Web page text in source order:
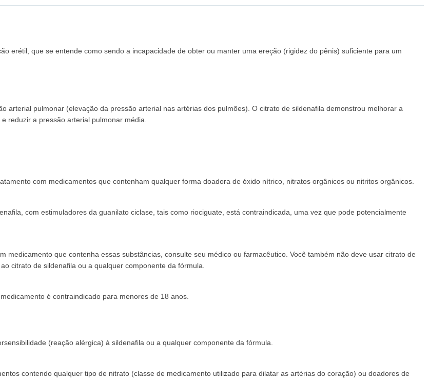
erétil, que se entende como sendo a incapacidade de obter ou manter uma ereção (rigidez do pênis) suficiente para um
arterial pulmonar (elevação da pressão arterial nas artérias dos pulmões). O citrato de sildenafila demonstrou melhorar a
reduzir a pressão arterial pulmonar média.
com medicamentos que contenham qualquer forma doadora de óxido nítrico, nitratos orgânicos ou nitritos orgânicos.
com estimuladores da guanilato ciclase, tais como riociguate, está contraindicada, uma vez que pode potencialmente
medicamento que contenha essas substâncias, consulte seu médico ou farmacêutico. Você também não deve usar citrato de
citrato de sildenafila ou a qualquer componente da fórmula.
é contraindicado para menores de 18 anos.
(reação alérgica) à sildenafila ou a qualquer componente da fórmula.
contendo qualquer tipo de nitrato (classe de medicamento utilizado para dilatar as artérias do coração) ou doadores de